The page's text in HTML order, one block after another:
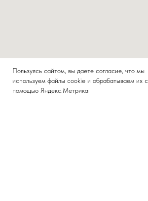
Пользуясь сайтом, вы даете согласие, что мы
используем файлы cookie и обрабатываем их с
помощью Яндекс.Метрика